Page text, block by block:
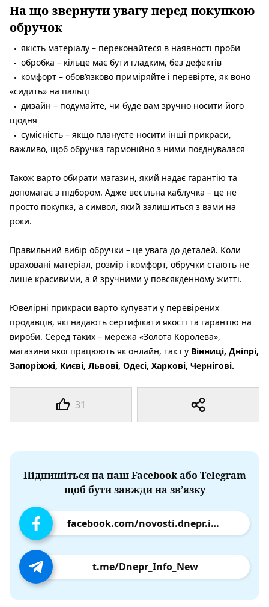
31
На що звернути увагу перед покупкою
обручок
якість матеріалу – переконайтеся в наявності проби
обробка – кільце має бути гладким, без дефектів
комфорт – обов’язково приміряйте і перевірте, як воно
«сидить» на пальці
дизайн – подумайте, чи буде вам зручно носити його
щодня
сумісність – якщо плануєте носити інші прикраси,
важливо, щоб обручка гармонійно з ними поєднувалася
Також варто обирати магазин, який надає гарантію та
допомагає з підбором. Адже весільна каблучка – це не
просто покупка, а символ, який залишиться з вами на
роки.
Правильний вибір обручки – це увага до деталей. Коли
враховані матеріал, розмір і комфорт, обручки стають не
лише красивими, а й зручними у повсякденному житті.
Ювелірні прикраси варто купувати у перевірених
продавців, які надають сертифікати якості та гарантію на
вироби. Серед таких – мережа «Золота Королева»,
магазини якої працюють як онлайн, так і у Вінниці, Дніпрі,
Запоріжжі, Києві, Львові, Одесі, Харкові, Чернігові.
Підпишіться на наш Facebook або Telegram
щоб бути завжди на зв’язку
facebook.com/novosti.dnepr.info
t.me/Dnepr_Info_New